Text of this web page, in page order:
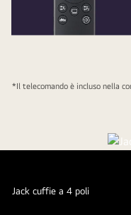
*Il telecomando è incluso nella
Jack cuffie a 4 poli